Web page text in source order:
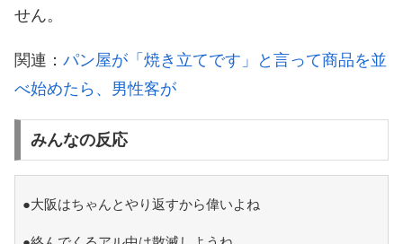
せん。
関連： パン屋が「焼き立てです」と言って商品を並
べ始めたら、男性客が
みんなの反応
●大阪はちゃんとやり返すから偉いよね